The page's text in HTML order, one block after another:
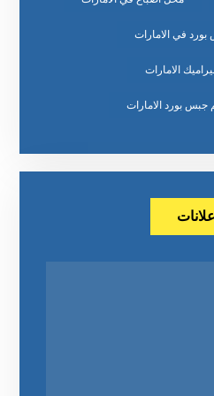
في الامارات
الامارات
بورد الامارات